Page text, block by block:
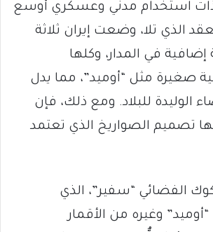
ذات استخدام مدني وعسكري أوسع
الذي تلا، وضعت إيران ثلاثة
في المدار، وكلها
صغيرة مثل “أوميد”، مما يدل
الوليدة للبلاد. ومع ذلك، فإن
تصميم الصواريخ الذي تعتمد
الفضائي “سفير”، الذي
وغيره من الأقمار